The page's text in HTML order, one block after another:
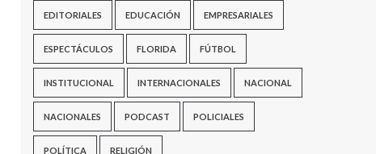
EDITORIALES EDUCACIÓN EMPRESARIALES
ESPECTÁCULOS FLORIDA FÚTBOL
INSTITUCIONAL INTERNACIONALES NACIONAL
NACIONALES PODCAST POLICIALES
POLÍTICA RELIGIÓN